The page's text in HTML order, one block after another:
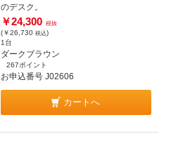
のデスク。
￥24,300 税抜
(￥26,730 税込)
1台
ダークブラウン
267ポイント
お申込番号 J02606
カートへ